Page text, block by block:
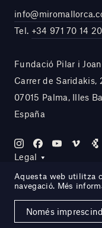
Tel. +34 971 70 14 20
Fundació Pilar i
Carrer de Saridakis,
07015 Palma, Illes
España
Legal
Site by DOMO—A
Aquesta web utilitza
navegació. Més
Només